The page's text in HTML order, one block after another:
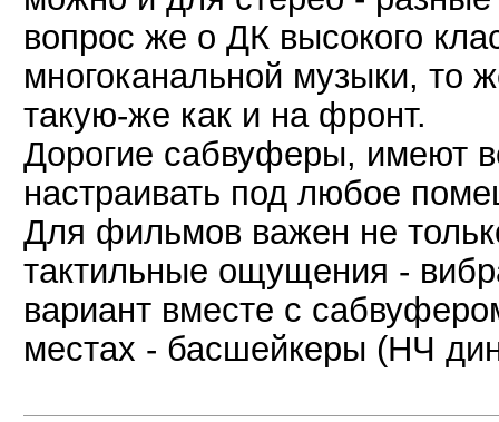
вопрос же о ДК высокого
многоканальной музыки, то
такую-же как и на фронт.
Дорогие сабвуферы, имеют
настраивать под любое
Для фильмов важен не
тактильные ощущения -
вариант вместе с
местах - басшейкеры (НЧ